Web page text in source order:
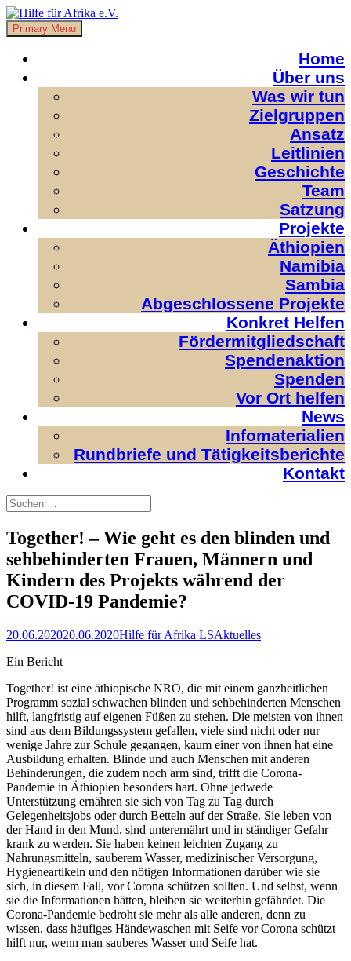
Skip
to
content
Hilfe für Afrika e.V.
Damit Unterstützung nicht im Sande verläuft.
Primary Menu
Home
Über uns
Was wir tun
Zielgruppen
Ansatz
Leitlinien
Geschichte
Team
Satzung
Projekte
Äthiopien
Namibia
Sambia
Abgeschlossene Projekte
Konkret Helfen
Fördermitgliedschaft
Spendenaktion
Spenden
Vor Ort helfen
News
Infomaterialien
Rundbriefe und Tätigkeitsberichte
Kontakt
Search
Suchen
nach:
Together! – Wie geht es den blinden und
sehbehinderten Frauen, Männern und
Kindern des Projekts während der
COVID-19 Pandemie?
Posted
20.06.202020.06.2020Author
Hilfe für Afrika LSCategories
Aktuelles
Ein Bericht
Together! ist eine äthiopische NRO, die mit einem ganzheitlichen
Programm sozial schwachen blinden und sehbehinderten Menschen
hilft, langfristig auf eigenen Füßen zu stehen. Die meisten von ihnen
sind aus dem Bildungssystem gefallen, viele sind nicht oder nur
wenige Jahre zur Schule gegangen, kaum einer von ihnen hat eine
Ausbildung erhalten. Blinde und auch Menschen mit anderen
Behinderungen, die zudem noch arm sind, trifft die Corona-
Pandemie in Äthiopien besonders hart. Ohne jedwede
Unterstützung ernähren sie sich von Tag zu Tag durch
Gelegenheitsjobs oder durch Betteln auf der Straße. Sie leben von
der Hand in den Mund, sind unterernährt und in ständiger Gefahr
krank zu werden. Sie haben keinen leichten Zugang zu
Nahrungsmitteln, sauberem Wasser, medizinischer Versorgung,
Hygieneartikeln und den nötigen Informationen darüber wie sie
sich, in diesem Fall, vor Corona schützen sollten. Und selbst, wenn
sie die Informationen hätten, bleiben sie weiterhin gefährdet. Die
Corona-Pandemie bedroht sie mehr als alle anderen, denn zu
wissen, dass häufiges Händewaschen mit Seife vor Corona schützt
hilft nur, wenn man sauberes Wasser und Seife hat.